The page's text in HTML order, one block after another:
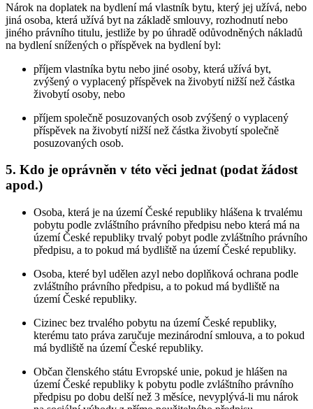
Nárok na doplatek na bydlení má vlastník bytu, který jej užívá, nebo
jiná osoba, která užívá byt na základě smlouvy, rozhodnutí nebo
jiného právního titulu, jestliže by po úhradě odůvodněných nákladů
na bydlení snížených o příspěvek na bydlení byl:
příjem vlastníka bytu nebo jiné osoby, která užívá byt,
zvýšený o vyplacený příspěvek na živobytí nižší než částka
živobytí osoby, nebo
příjem společně posuzovaných osob zvýšený o vyplacený
příspěvek na živobytí nižší než částka živobytí společně
posuzovaných osob.
5. Kdo je oprávněn v této věci jednat (podat žádost
apod.)
Osoba, která je na území České republiky hlášena k trvalému
pobytu podle zvláštního právního předpisu nebo která má na
území České republiky trvalý pobyt podle zvláštního právního
předpisu, a to pokud má bydliště na území České republiky.
Osoba, které byl udělen azyl nebo doplňková ochrana podle
zvláštního právního předpisu, a to pokud má bydliště na
území České republiky.
Cizinec bez trvalého pobytu na území České republiky,
kterému tato práva zaručuje mezinárodní smlouva, a to pokud
má bydliště na území České republiky.
Občan členského státu Evropské unie, pokud je hlášen na
území České republiky k pobytu podle zvláštního právního
předpisu po dobu delší než 3 měsíce, nevyplývá-li mu nárok